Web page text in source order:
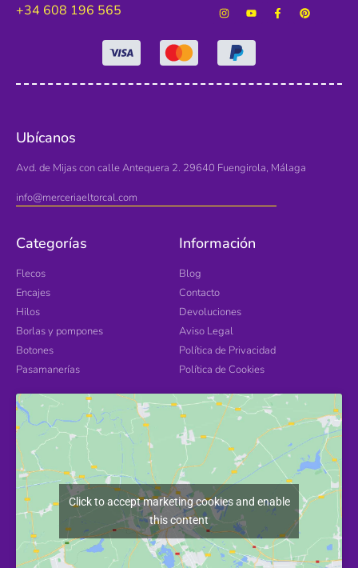
+34 608 196 565
Ubícanos
Avd. de Mijas con calle Antequera 2. 29640 Fuengirola, Málaga
info@merceriaeltorcal.com
Categorías
Flecos
Encajes
Hilos
Borlas y pompones
Botones
Pasamanerías
Información
Blog
Contacto
Devoluciones
Aviso Legal
Política de Privacidad
Política de Cookies
Click to accept marketing cookies and enable
this content